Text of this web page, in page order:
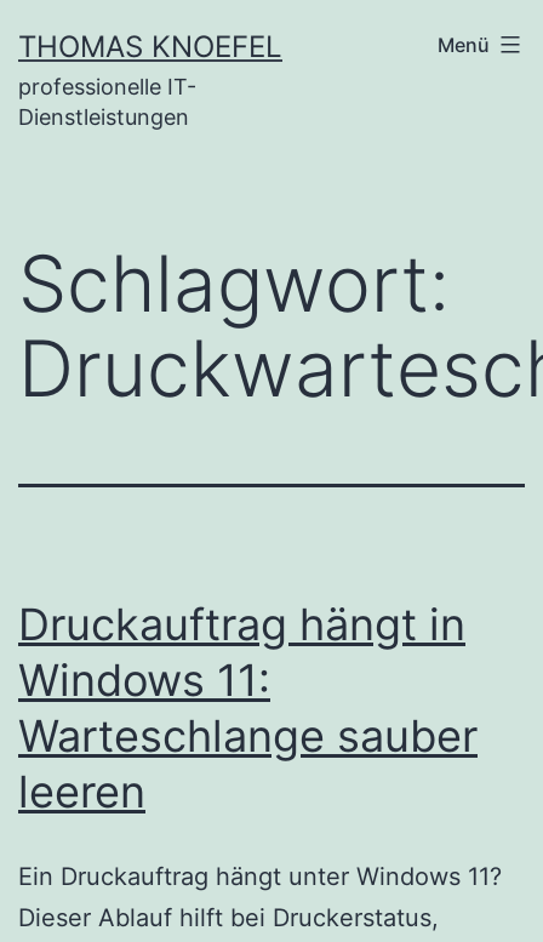
Inhalt
springen
THOMAS KNOEFEL
professionelle IT-
Dienstleistungen
Menü
Schlagwort:
Druckauftrag hängt in
Windows 11:
Warteschlange sauber
leeren
Ein Druckauftrag hängt unter Windows 11?
Dieser Ablauf hilft bei Druckerstatus,